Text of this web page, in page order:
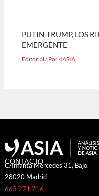
PUTIN-TRUMP, LOS
EMERGENTE
Editorial / Por4ASIA
CONTACTO
C/Infanta Mercedes 31, Bajo.
28020 Madrid
663 271 716